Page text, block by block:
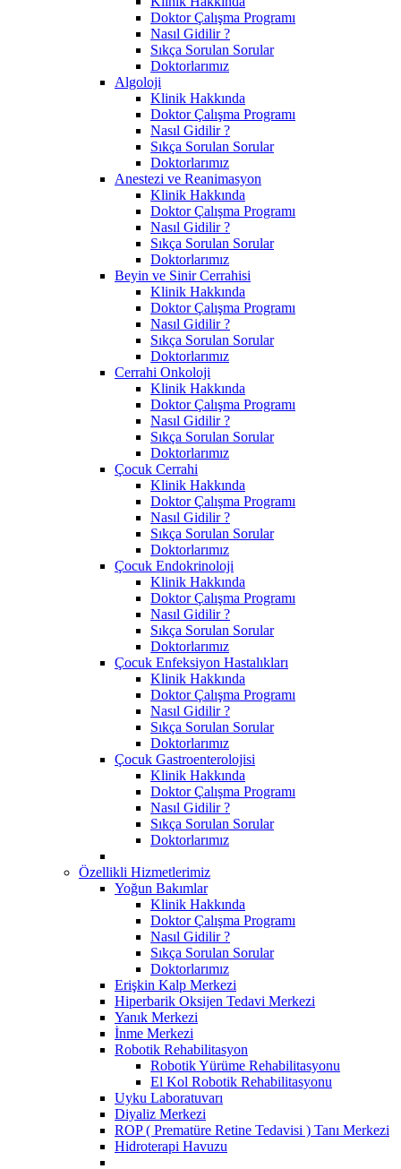
Doktor Çalışma Programı
Nasıl Gidilir ?
Sıkça Sorulan Sorular
Doktorlarımız
Algoloji
Klinik Hakkında
Doktor Çalışma Programı
Nasıl Gidilir ?
Sıkça Sorulan Sorular
Doktorlarımız
Anestezi ve Reanimasyon
Klinik Hakkında
Doktor Çalışma Programı
Nasıl Gidilir ?
Sıkça Sorulan Sorular
Doktorlarımız
Beyin ve Sinir Cerrahisi
Klinik Hakkında
Doktor Çalışma Programı
Nasıl Gidilir ?
Sıkça Sorulan Sorular
Doktorlarımız
Cerrahi Onkoloji
Klinik Hakkında
Doktor Çalışma Programı
Nasıl Gidilir ?
Sıkça Sorulan Sorular
Doktorlarımız
Çocuk Cerrahi
Klinik Hakkında
Doktor Çalışma Programı
Nasıl Gidilir ?
Sıkça Sorulan Sorular
Doktorlarımız
Çocuk Endokrinoloji
Klinik Hakkında
Doktor Çalışma Programı
Nasıl Gidilir ?
Sıkça Sorulan Sorular
Doktorlarımız
Çocuk Enfeksiyon Hastalıkları
Klinik Hakkında
Doktor Çalışma Programı
Nasıl Gidilir ?
Sıkça Sorulan Sorular
Doktorlarımız
Çocuk Gastroenterolojisi
Klinik Hakkında
Doktor Çalışma Programı
Nasıl Gidilir ?
Sıkça Sorulan Sorular
Doktorlarımız
Özellikli Hizmetlerimiz
Yoğun Bakımlar
Klinik Hakkında
Doktor Çalışma Programı
Nasıl Gidilir ?
Sıkça Sorulan Sorular
Doktorlarımız
Erişkin Kalp Merkezi
Hiperbarik Oksijen Tedavi Merkezi
Yanık Merkezi
İnme Merkezi
Robotik Rehabilitasyon
Robotik Yürüme Rehabilitasyonu
El Kol Robotik Rehabilitasyonu
Uyku Laboratuvarı
Diyaliz Merkezi
ROP ( Prematüre Retine Tedavisi ) Tanı Merkezi
Hidroterapi Havuzu